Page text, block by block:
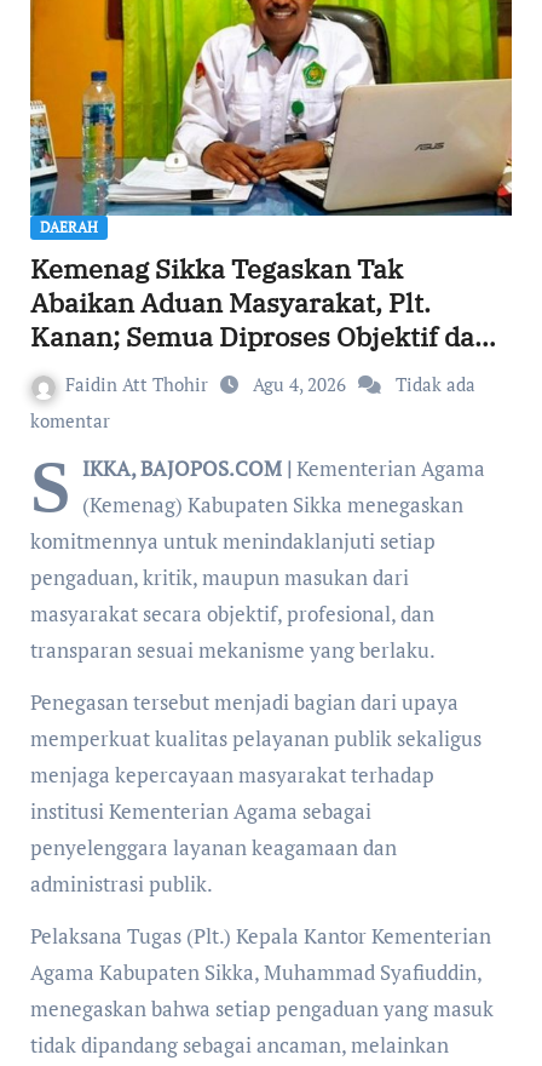
DAERAH
Kemenag Sikka Tegaskan Tak
Abaikan Aduan Masyarakat, Plt.
Kanan; Semua Diproses Objektif dan
Transparan
Faidin Att Thohir Agu 4, 2026
Tidak ada
komentar
S IKKA, BAJOPOS.COM | Kementerian Agama
(Kemenag) Kabupaten Sikka menegaskan
komitmennya untuk menindaklanjuti setiap
pengaduan, kritik, maupun masukan dari
masyarakat secara objektif, profesional, dan
transparan sesuai mekanisme yang berlaku.
Penegasan tersebut menjadi bagian dari upaya
memperkuat kualitas pelayanan publik sekaligus
menjaga kepercayaan masyarakat terhadap
institusi Kementerian Agama sebagai
penyelenggara layanan keagamaan dan
administrasi publik.
Pelaksana Tugas (Plt.) Kepala Kantor Kementerian
Agama Kabupaten Sikka, Muhammad Syafiuddin,
menegaskan bahwa setiap pengaduan yang masuk
tidak dipandang sebagai ancaman, melainkan